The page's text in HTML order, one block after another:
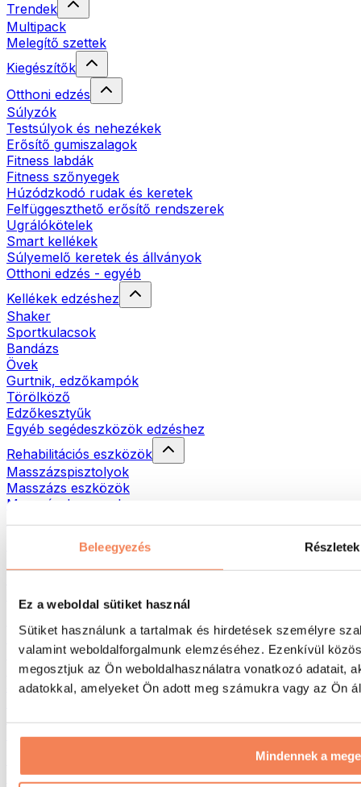
Beleegyezés Részletek
Ez a weboldal sütiket használ
Sütiket használunk a tartalmak és hirdetések személyre
valamint weboldalforgalmunk elemzéséhez. Ezenkívül
megosztjuk az Ön weboldalhasználatra vonatkozó adatait,
adatokkal, amelyeket Ön adott meg számukra vagy az Ön
Mindennek a
Trendek
Multipack
Melegítő szettek
Kiegészítők
Otthoni edzés
Súlyzók
Testsúlyok és nehezékek
Erősítő gumiszalagok
Fitness labdák
Fitness szőnyegek
Húzódzkodó rudak és keretek
Felfüggeszthető erősítő rendszerek
Ugrálókötelek
Smart kellékek
Súlyemelő keretek és állványok
Otthoni edzés - egyéb
Kellékek edzéshez
Shaker
Sportkulacsok
Bandázs
Övek
Gurtnik, edzőkampók
Törölköző
Edzőkesztyűk
Egyéb segédeszközök edzéshez
Rehabilitációs eszközök
Masszázspisztolyok
Masszázs eszközök
Masszázshengerek
Táskák & hátizsákok
Hátizsákok
Futás
Küzdősportok
Kerékpározás
Jóga és pilates
Úszás
Túrázás
Vörösfény-terápia